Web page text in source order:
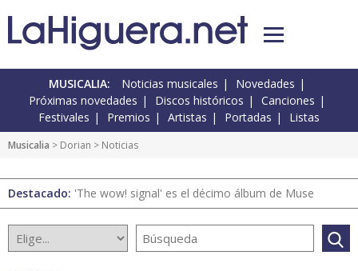
MUSICALIA: Noticias musicales
Novedades
Próximas novedades
Discos históricos
Canciones
Festivales
Premios Artistas Portadas Listas
Musicalia > Dorian > Noticias
Destacado: 'The wow! signal' es el décimo álbum de Muse